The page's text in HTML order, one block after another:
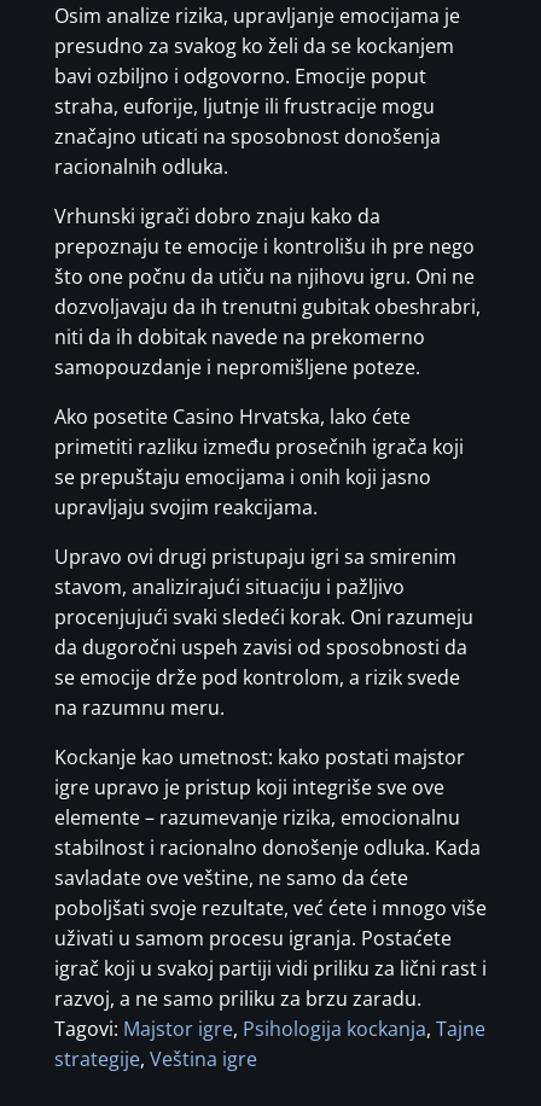
Osim analize rizika, upravljanje emocijama je
presudno za svakog ko želi da se kockanjem
bavi ozbiljno i odgovorno. Emocije poput
straha, euforije, ljutnje ili frustracije mogu
značajno uticati na sposobnost donošenja
racionalnih odluka.
Vrhunski igrači dobro znaju kako da
prepoznaju te emocije i kontrolišu ih pre nego
što one počnu da utiču na njihovu igru. Oni ne
dozvoljavaju da ih trenutni gubitak obeshrabri,
niti da ih dobitak navede na prekomerno
samopouzdanje i nepromišljene poteze.
Ako posetite Casino Hrvatska, lako ćete
primetiti razliku između prosečnih igrača koji
se prepuštaju emocijama i onih koji jasno
upravljaju svojim reakcijama.
Upravo ovi drugi pristupaju igri sa smirenim
stavom, analizirajući situaciju i pažljivo
procenjujući svaki sledeći korak. Oni razumeju
da dugoročni uspeh zavisi od sposobnosti da
se emocije drže pod kontrolom, a rizik svede
na razumnu meru.
Kockanje kao umetnost: kako postati majstor
igre upravo je pristup koji integriše sve ove
elemente – razumevanje rizika, emocionalnu
stabilnost i racionalno donošenje odluka. Kada
savladate ove veštine, ne samo da ćete
poboljšati svoje rezultate, već ćete i mnogo više
uživati u samom procesu igranja. Postaćete
igrač koji u svakoj partiji vidi priliku za lični rast i
razvoj, a ne samo priliku za brzu zaradu.
Tagovi: Majstor igre, Psihologija kockanja, Tajne
strategije, Veština igre